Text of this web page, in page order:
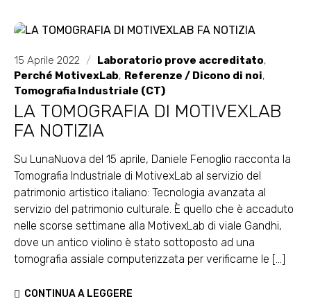
15 Aprile 2022 / Laboratorio prove accreditato,
Perché MotivexLab, Referenze / Dicono di noi,
Tomografia Industriale (CT)
LA TOMOGRAFIA DI MOTIVEXLAB
FA NOTIZIA
Su LunaNuova del 15 aprile, Daniele Fenoglio racconta la
Tomografia Industriale di MotivexLab al servizio del
patrimonio artistico italiano: Tecnologia avanzata al
servizio del patrimonio culturale. È quello che è accaduto
nelle scorse settimane alla MotivexLab di viale Gandhi,
dove un antico violino è stato sottoposto ad una
tomografia assiale computerizzata per verificarne le [...]
CONTINUA A LEGGERE